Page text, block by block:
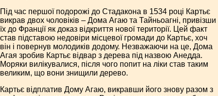
Під час першої подорожі до Стадакона в 1534 році Картьє
викрав двох чоловіків – Дома Агаю та Тайньоагні, привізши
їх до Франції як доказ відкриття нової території. Цей факт
став підставою недовіри місцевої громади до Картьє, хоч
він і повернув молодиків додому. Незважаючи на це, Дома
Агая зробив Картьє відвар з дерева під назвою Анедда.
Моряки вилікувалися, після чого попит на ліки став таким
великим, що вони знищили дерево.
Картьє відплатив Дому Агаю, викравши його знову разом з